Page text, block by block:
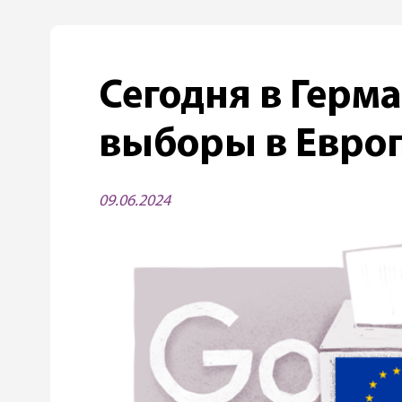
Сегодня в
выборы в
09.06.2024